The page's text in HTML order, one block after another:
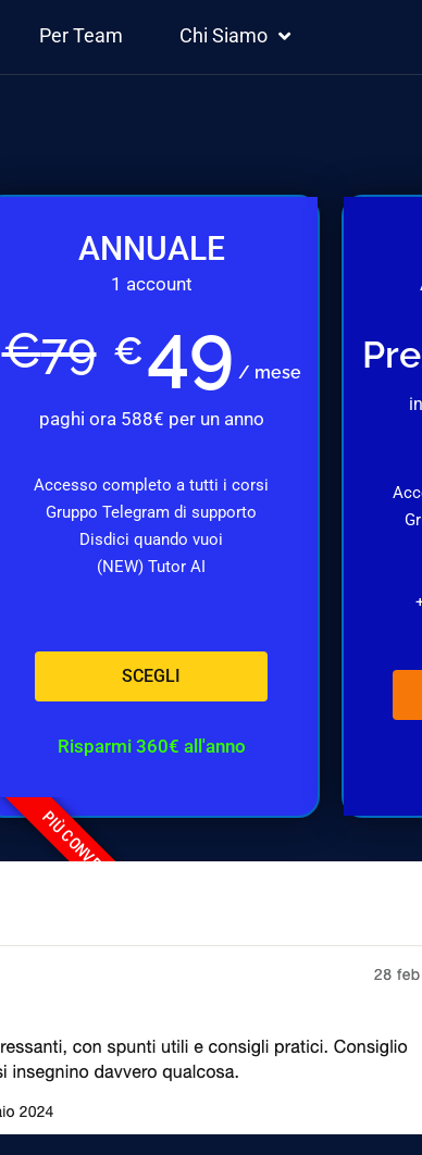
Per Team Chi Siamo
ANNUALE
1 account
€79 €49 / mese
paghi ora 588€ per un anno
Accesso completo a tutti i corsi
Gruppo Telegram di supporto
Disdici quando vuoi
(NEW) Tutor AI
SCEGLI
Risparmi 360€ all'anno
PIÙ CONVENIENTE